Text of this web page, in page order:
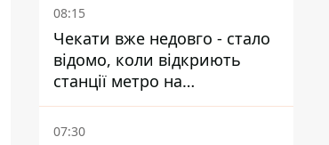
08:15
Чекати вже недовго - стало
відомо, коли відкриють
станції метро на
Виноградарі
07:30